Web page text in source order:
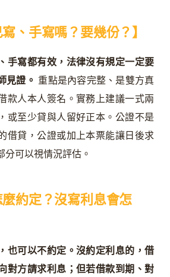
寫、手寫嗎？要幾份？】
手寫都有效，法律沒有規定一定要
見證。 重點是內容完整、是雙方真
款人本人簽名。實務上建議一式兩
或至少貸與人留好正本。公證不是
借貸，公證或加上本票能讓日後求
可以視情況評估。
麼約定？沒寫利息會怎
也可以不約定。沒約定利息的，借
對方請求利息；但若借款到期、對